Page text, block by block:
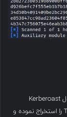
Rubeus.exe یک ابزار بسیار قدرتمند است که دارای ماژول Kerberoast
می‌باشد. این ماژول قادر است SPN را شناسایی کرده، TGS را استخراج نموده و